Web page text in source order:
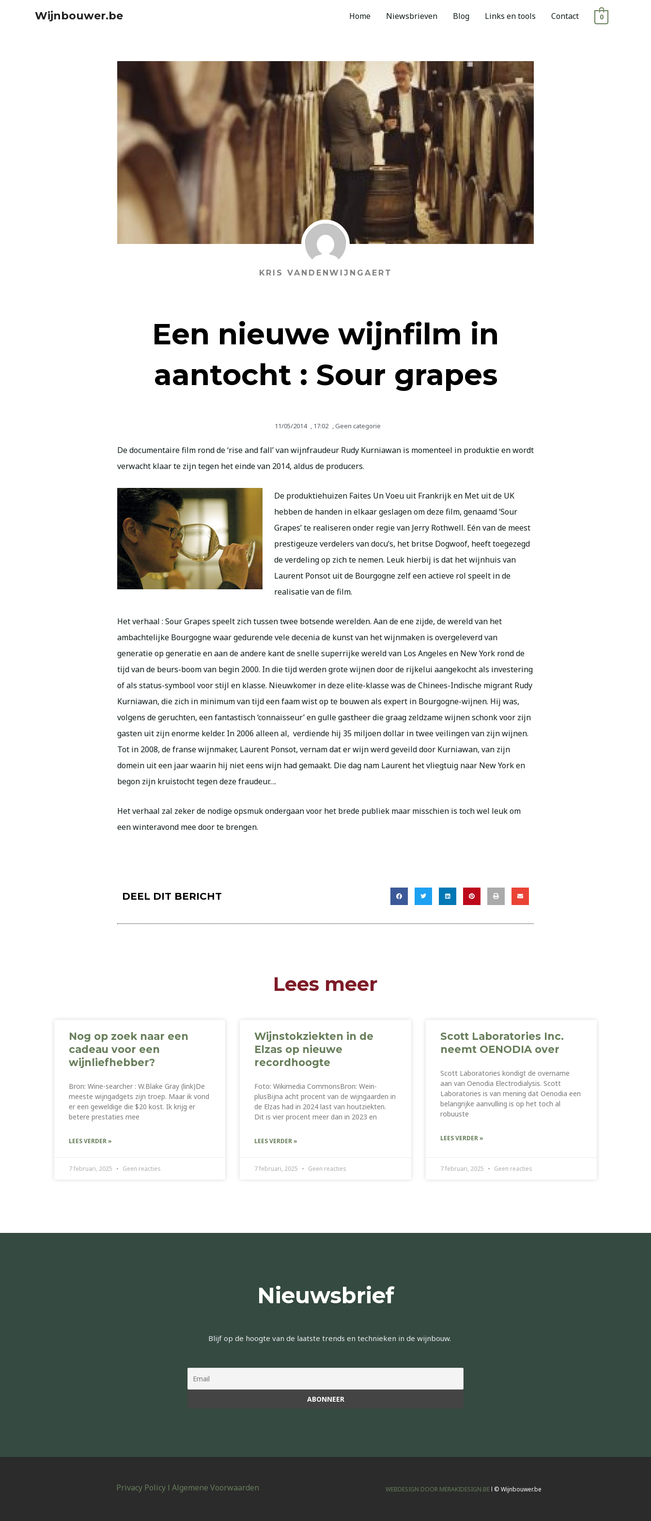
Wijnbouwer.be Home Niewsbrieven Blog Links en tools Contact 0
KRIS VANDENWIJNGAERT
Een nieuwe wijnfilm in
aantocht : Sour grapes
11/05/2014 , 17:02 ,Geen categorie
De documentaire film rond de ‘rise and fall’ van wijnfraudeur Rudy Kurniawan is momenteel in produktie en wordt
verwacht klaar te zijn tegen het einde van 2014, aldus de producers.
De produktiehuizen Faites Un Voeu uit Frankrijk en Met uit de UK
hebben de handen in elkaar geslagen om deze film, genaamd ‘Sour
Grapes’ te realiseren onder regie van Jerry Rothwell. Eén van de meest
prestigeuze verdelers van docu’s, het britse Dogwoof, heeft toegezegd
de verdeling op zich te nemen. Leuk hierbij is dat het wijnhuis van
Laurent Ponsot uit de Bourgogne zelf een actieve rol speelt in de
realisatie van de film.
Het verhaal : Sour Grapes speelt zich tussen twee botsende werelden. Aan de ene zijde, de wereld van het
ambachtelijke Bourgogne waar gedurende vele decenia de kunst van het wijnmaken is overgeleverd van
generatie op generatie en aan de andere kant de snelle superrijke wereld van Los Angeles en New York rond de
tijd van de beurs-boom van begin 2000. In die tijd werden grote wijnen door de rijkelui aangekocht als investering
of als status-symbool voor stijl en klasse. Nieuwkomer in deze elite-klasse was de Chinees-Indische migrant Rudy
Kurniawan, die zich in minimum van tijd een faam wist op te bouwen als expert in Bourgogne-wijnen. Hij was,
volgens de geruchten, een fantastisch ‘connaisseur’ en gulle gastheer die graag zeldzame wijnen schonk voor zijn
gasten uit zijn enorme kelder. In 2006 alleen al, verdiende hij 35 miljoen dollar in twee veilingen van zijn wijnen.
Tot in 2008, de franse wijnmaker, Laurent Ponsot, vernam dat er wijn werd geveild door Kurniawan, van zijn
domein uit een jaar waarin hij niet eens wijn had gemaakt. Die dag nam Laurent het vliegtuig naar New York en
begon zijn kruistocht tegen deze fraudeur….
Het verhaal zal zeker de nodige opsmuk ondergaan voor het brede publiek maar misschien is toch wel leuk om
een winteravond mee door te brengen.
DEEL DIT BERICHT
Lees meer
Nog op zoek naar een
cadeau voor een
wijnliefhebber?
Bron: Wine-searcher : W.Blake Gray (link)De
meeste wijngadgets zijn troep. Maar ik vond
er een geweldige die $20 kost. Ik krijg er
betere prestaties mee
LEES VERDER »
7 februari, 2025 Geen reacties
Wijnstokziekten in de
Elzas op nieuwe
recordhoogte
Foto: Wikimedia CommonsBron: Wein-
plusBijna acht procent van de wijngaarden in
de Elzas had in 2024 last van houtziekten.
Dit is vier procent meer dan in 2023 en
LEES VERDER »
7 februari, 2025 Geen reacties
Scott Laboratories Inc.
neemt OENODIA over
Scott Laboratories kondigt de overname
aan van Oenodia Electrodialysis. Scott
Laboratories is van mening dat Oenodia een
belangrijke aanvulling is op het toch al
robuuste
LEES VERDER »
7 februari, 2025 Geen reacties
Nieuwsbrief
Blijf op de hoogte van de laatste trends en technieken in de wijnbouw.
Privacy Policyl Algemene Voorwaarden WEBDESIGN DOOR MERAKIDESIGN.BEl © Wijnbouwer.be